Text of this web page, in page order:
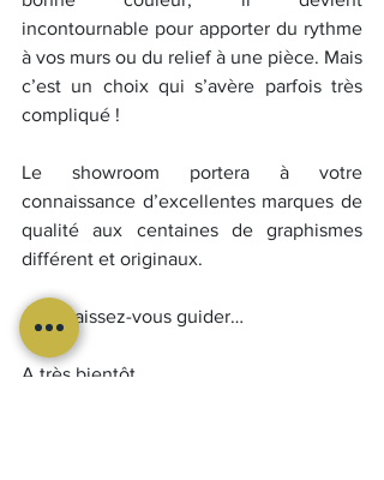
incontournable pour apporter du rythme
à vos murs ou du relief à une pièce. Mais
c’est un choix qui s’avère parfois très
compliqué !
Le showroom portera à votre
connaissance d’excellentes marques de
qualité aux centaines de graphismes
différent et originaux.
Alors laissez-vous guider…
A très bientôt,